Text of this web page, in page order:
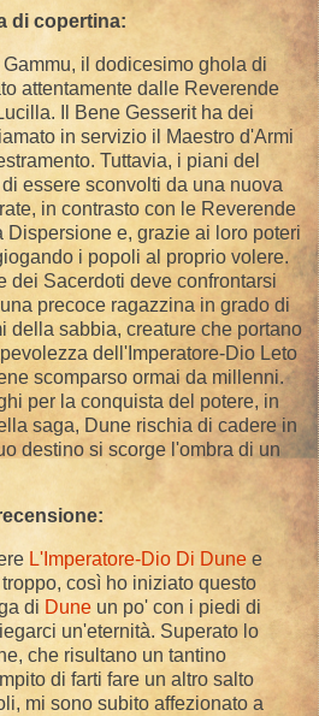
di copertina:
il dodicesimo ghola di
attentamente dalle Reverende
Il Bene Gesserit ha dei
in servizio il Maestro d'Armi
Tuttavia, i piani del
essere sconvolti da una nuova
in contrasto con le Reverende
Dispersione e, grazie ai loro poteri
i popoli al proprio volere.
dei Sacerdoti deve confrontarsi
precoce ragazzina in grado di
della sabbia, creature che portano
dell'Imperatore-Dio Leto
scomparso ormai da millenni.
per la conquista del potere, in
saga, Dune rischia di cadere in
destino si scorge l'ombra di un
L'Imperatore-Dio Di Dune e
così ho iniziato questo
di Dune un po' con i piedi di
un'eternità. Superato lo
che risultano un tantino
di farti fare un altro salto
mi sono subito affezionato a